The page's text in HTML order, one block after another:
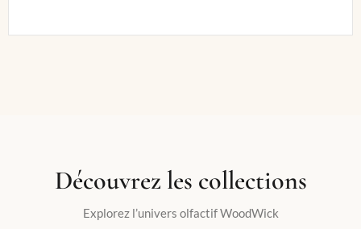
Découvrez les collections
Explorez l’univers olfactif WoodWick